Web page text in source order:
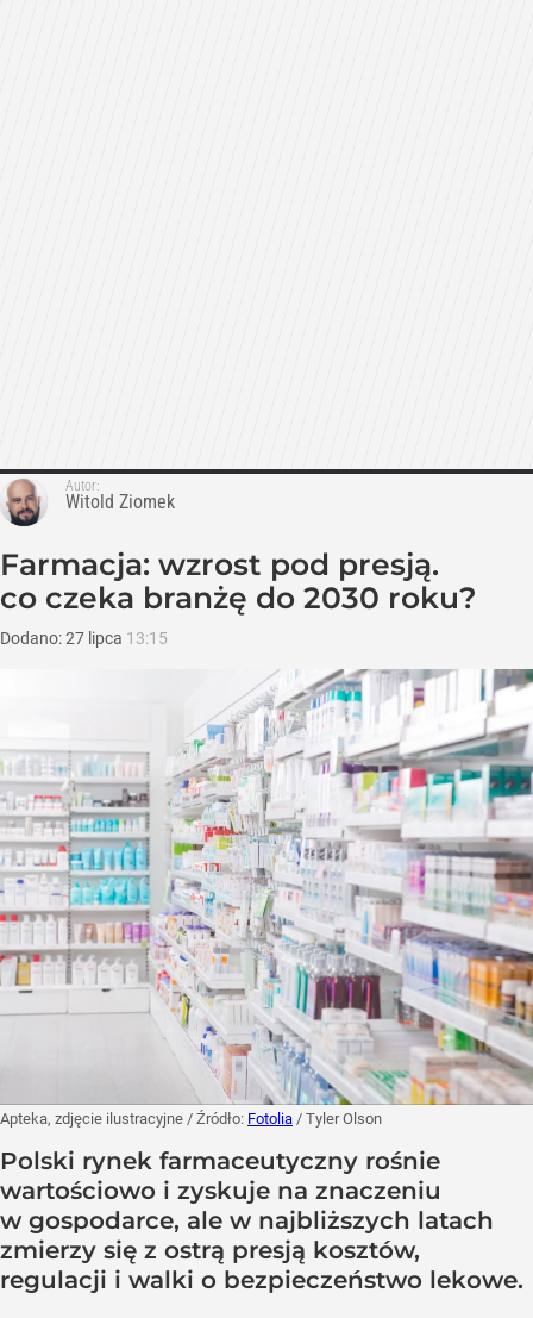
Autor:
Witold Ziomek
Farmacja: wzrost pod presją.
co czeka branżę do 2030 roku?
Dodano:27 lipca 13:15
Apteka, zdjęcie ilustracyjne / Źródło: Fotolia / Tyler Olson
Polski rynek farmaceutyczny rośnie
wartościowo i zyskuje na znaczeniu
w gospodarce, ale w najbliższych latach
zmierzy się z ostrą presją kosztów,
regulacji i walki o bezpieczeństwo lekowe.